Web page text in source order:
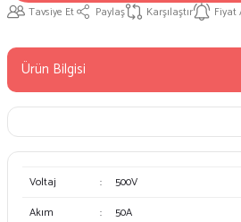
Tavsiye Et Paylaş Karşılaştır Fiyat
Ürün Bilgisi
Voltaj :
500V
Akım
: 50A